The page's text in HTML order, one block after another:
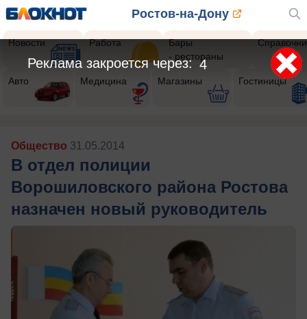
Ростов-на-Дону
Новости Работа
Бары
- рестораны
Авто Медицина Магазины Гостиницы
Общество 31.05.2014
В отдел полиции
Ворошиловского района Ростова
назначен новый руководитель
1
Реклама закроется через: